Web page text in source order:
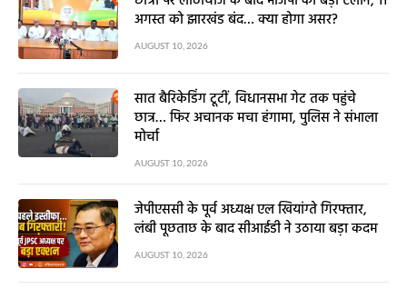
अगस्त को झारखंड बंद… क्या होगा असर?
AUGUST 10, 2026
सात बैरिकेडिंग टूटीं, विधानसभा गेट तक पहुंचे
छात्र… फिर अचानक मचा हंगामा, पुलिस ने संभाला
मोर्चा
AUGUST 10, 2026
जेपीएससी के पूर्व अध्यक्ष एल खियांग्ते गिरफ्तार,
लंबी पूछताछ के बाद सीआईडी ने उठाया बड़ा कदम
AUGUST 10, 2026